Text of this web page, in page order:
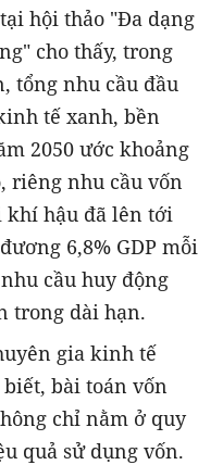
hội thảo "Đa dạng
cho thấy, trong
tổng nhu cầu đầu
tế xanh, bền
2050 ước khoảng
riêng nhu cầu vốn
hậu đã lên tới
6,8% GDP mỗi
cầu huy động
trong dài hạn.
gia kinh tế
bài toán vốn
chỉ nằm ở quy
quả sử dụng vốn.